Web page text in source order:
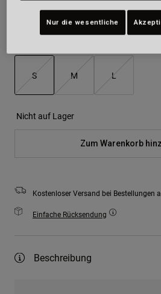
ausgewählt
S M L
Nicht auf Lager
Zum Warenkorb
Kostenloser Versand bei Bestellungen
Einfache Rücksendung
Beschreibung
Nur die wesentliche